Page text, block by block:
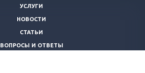
УСЛУГИ
НОВОСТИ
СТАТЬИ
ВОПРОСЫ И ОТВЕТЫ